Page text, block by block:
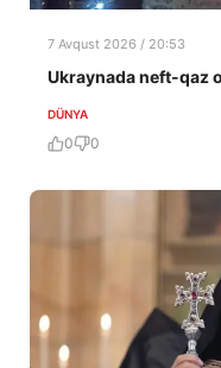
7 Avqust 2026 / 20:53
Ukraynada neft-qaz
DÜNYA
0 0